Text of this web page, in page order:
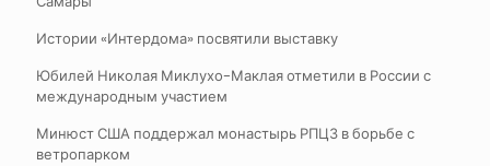
Истории «Интердома» посвятили выставку
Юбилей Николая Миклухо-Маклая отметили в России с
международным участием
Минюст США поддержал монастырь РПЦЗ в борьбе с
ветропарком